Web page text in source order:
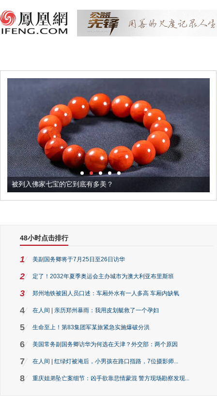
被列入佛家七宝的它到底有多美？
48小时点击排行
1 美副国务卿将于7月25日至26日访华
2 定了！2032年夏季奥运会主办城市为澳大利亚布里斯班
3 郑州地铁被困人员口述：车厢外水有一人多高 车厢内缺氧
4 在人间 | 亲历郑州暴雨：我用皮划艇救了一个孕妇
5 生命至上！第83集团军某旅紧急实施爆破分洪
6 美国常务副国务卿访华为何选在天津？外交部：两个原因
7 在人间 | 红绿灯被淹后，小男孩在路口指路，7位摄影师...
8 重庆姐弟坠亡案细节：凶手欲靠悲情蒙混 警方现场勘察发现...